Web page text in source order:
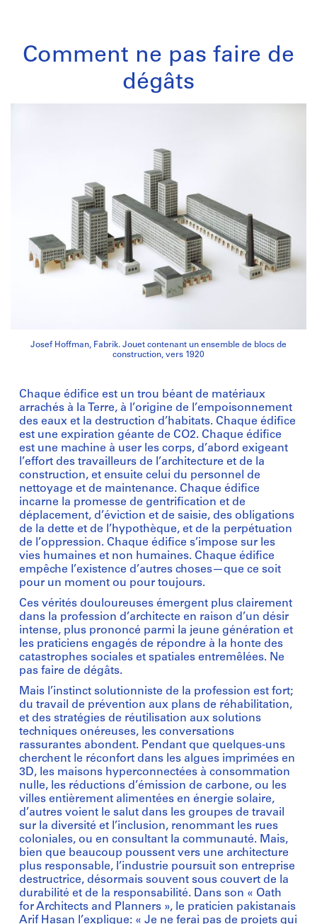
Comment ne pas faire de
dégâts
Josef Hoffman, Fabrik. Jouet contenant un ensemble de blocs de
construction, vers 1920
Chaque édifice est un trou béant de matériaux
arrachés à la Terre, à l’origine de l’empoisonnement
des eaux et la destruction d’habitats. Chaque édifice
est une expiration géante de CO2. Chaque édifice
est une machine à user les corps, d’abord exigeant
l’effort des travailleurs de l’architecture et de la
construction, et ensuite celui du personnel de
nettoyage et de maintenance. Chaque édifice
incarne la promesse de gentrification et de
déplacement, d’éviction et de saisie, des obligations
de la dette et de l’hypothèque, et de la perpétuation
de l’oppression. Chaque édifice s’impose sur les
vies humaines et non humaines. Chaque édifice
empêche l’existence d’autres choses—que ce soit
pour un moment ou pour toujours.
Ces vérités douloureuses émergent plus clairement
dans la profession d’architecte en raison d’un désir
intense, plus prononcé parmi la jeune génération et
les praticiens engagés de répondre à la honte des
catastrophes sociales et spatiales entremêlées. Ne
pas faire de dégâts.
Mais l’instinct solutionniste de la profession est fort;
du travail de prévention aux plans de réhabilitation,
et des stratégies de réutilisation aux solutions
techniques onéreuses, les conversations
rassurantes abondent. Pendant que quelques-uns
cherchent le réconfort dans les algues imprimées en
3D, les maisons hyperconnectées à consommation
nulle, les réductions d’émission de carbone, ou les
villes entièrement alimentées en énergie solaire,
d’autres voient le salut dans les groupes de travail
sur la diversité et l’inclusion, renommant les rues
coloniales, ou en consultant la communauté. Mais,
bien que beaucoup poussent vers une architecture
plus responsable, l’industrie poursuit son entreprise
destructrice, désormais souvent sous couvert de la
durabilité et de la responsabilité. Dans son « Oath
for Architects and Planners », le praticien pakistanais
Arif Hasan l’explique: « Je ne ferai pas de projets qui